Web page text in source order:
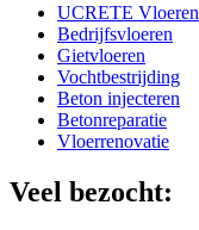
UCRETE Vloeren
Bedrijfsvloeren
Gietvloeren
Vochtbestrijding
Beton injecteren
Betonreparatie
Vloerrenovatie
Veel bezocht: